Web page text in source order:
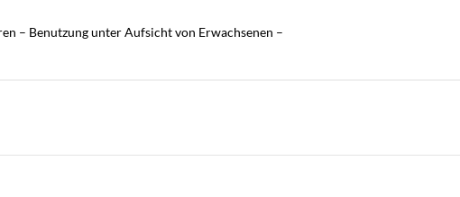
– Benutzung unter Aufsicht von Erwachsenen –